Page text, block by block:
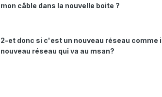
mon câble dans la nouvelle boite ?
2-et donc si c'est un nouveau réseau
nouveau réseau qui va au msan?